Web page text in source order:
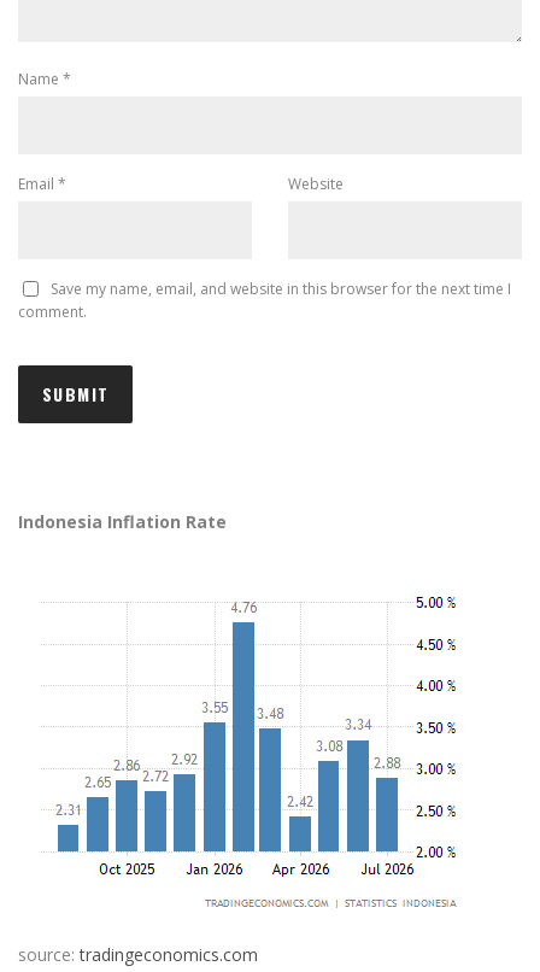
Name *
Email * Website
Save my name, email, and website in this browser for the next time I
comment.
Indonesia Inflation Rate
source:tradingeconomics.com